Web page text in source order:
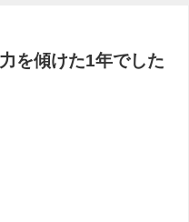
を傾けた1年でした